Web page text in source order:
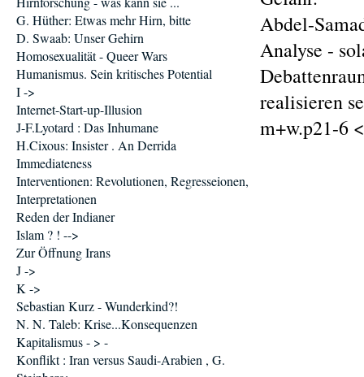
Abdel-
Analyse -
realisieren
m+w.p21-6
G. Hüther: Etwas mehr Hirn, bitte
D. Swaab: Unser Gehirn
Homosexualität - Queer Wars
Humanismus. Sein kritisches Potential
I ->
Internet-Start-up-Illusion
J-F.Lyotard : Das Inhumane
H.Cixous: Insister . An Derrida
Immediateness
Interventionen: Revolutionen, Regresseionen,
Interpretationen
Reden der Indianer
Islam ? ! -->
Zur Öffnung Irans
J ->
K ->
Sebastian Kurz - Wunderkind?!
N. N. Taleb: Krise...Konsequenzen
Kapitalismus - > -
Konflikt : Iran versus Saudi-Arabien , G.